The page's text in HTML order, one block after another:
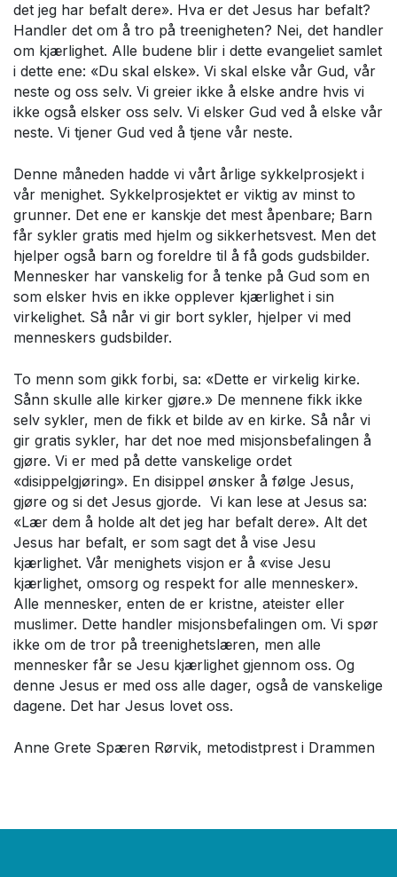
det jeg har befalt dere». Hva er det Jesus har befalt?
Handler det om å tro på treenigheten? Nei, det handler
om kjærlighet. Alle budene blir i dette evangeliet samlet
i dette ene: «Du skal elske». Vi skal elske vår Gud, vår
neste og oss selv. Vi greier ikke å elske andre hvis vi
ikke også elsker oss selv. Vi elsker Gud ved å elske vår
neste. Vi tjener Gud ved å tjene vår neste.
Denne måneden hadde vi vårt årlige sykkelprosjekt i
vår menighet. Sykkelprosjektet er viktig av minst to
grunner. Det ene er kanskje det mest åpenbare; Barn
får sykler gratis med hjelm og sikkerhetsvest. Men det
hjelper også barn og foreldre til å få gods gudsbilder.
Mennesker har vanskelig for å tenke på Gud som en
som elsker hvis en ikke opplever kjærlighet i sin
virkelighet. Så når vi gir bort sykler, hjelper vi med
menneskers gudsbilder.
To menn som gikk forbi, sa: «Dette er virkelig kirke.
Sånn skulle alle kirker gjøre.» De mennene fikk ikke
selv sykler, men de fikk et bilde av en kirke. Så når vi
gir gratis sykler, har det noe med misjonsbefalingen å
gjøre. Vi er med på dette vanskelige ordet
«disippelgjøring». En disippel ønsker å følge Jesus,
gjøre og si det Jesus gjorde. Vi kan lese at Jesus sa:
«Lær dem å holde alt det jeg har befalt dere». Alt det
Jesus har befalt, er som sagt det å vise Jesu
kjærlighet. Vår menighets visjon er å «vise Jesu
kjærlighet, omsorg og respekt for alle mennesker».
Alle mennesker, enten de er kristne, ateister eller
muslimer. Dette handler misjonsbefalingen om. Vi spør
ikke om de tror på treenighetslæren, men alle
mennesker får se Jesu kjærlighet gjennom oss. Og
denne Jesus er med oss alle dager, også de vanskelige
dagene. Det har Jesus lovet oss.
Anne Grete Spæren Rørvik, metodistprest i Drammen